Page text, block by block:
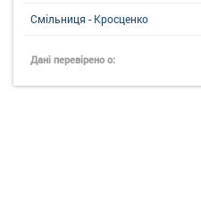
Смільниця - Кросценко
Дані перевірено о: